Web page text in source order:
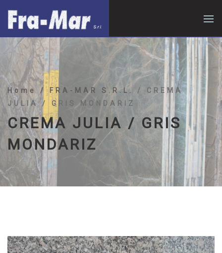
Home / FRA-MAR S.R.L. / CREMA
JULIA / GRIS MONDARIZ
CREMA JULIA / GRIS
MONDARIZ